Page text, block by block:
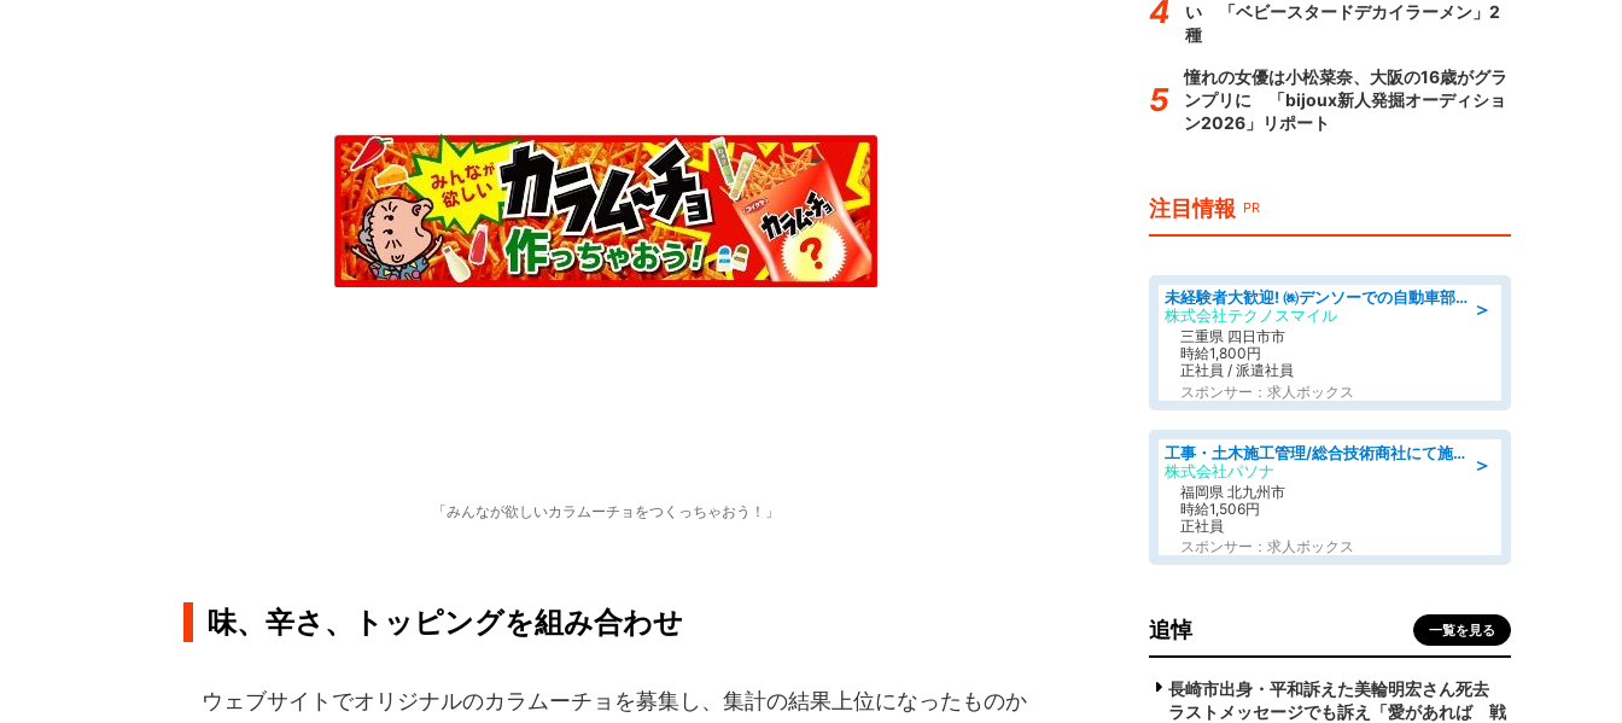
「みんなが欲しいカラムーチョをつくっちゃおう！」
味、辛さ、トッピングを組み合わせ
ウェブサイトでオリジナルのカラムーチョを募集し、集計の結果上位になったものか
い 「ベビースタードデカイラーメン」2
種
憧れの女優は小松菜奈、大阪の16歳がグラ
ンプリに 「bijoux新人発掘オーディショ
ン2026」リポート
注目情報 PR
＞
未経験者大歓迎! ㈱デンソーでの自動車部品の組立作業 denso aichi
株式会社テクノスマイル
三重県 四日市市
時給1,800円
正社員 / 派遣社員
スポンサー：求人ボックス
＞
工事・土木施工管理/総合技術商社にて施工管理のお仕事/即日勤務可/車通勤可/工事・土木施工管理/生産・品質管理
株式会社パソナ
福岡県 北九州市
時給1,506円
正社員
スポンサー：求人ボックス
追悼 一覧を見る
長崎市出身・平和訴えた美輪明宏さん死去
ラストメッセージでも訴え「愛があれば 戦